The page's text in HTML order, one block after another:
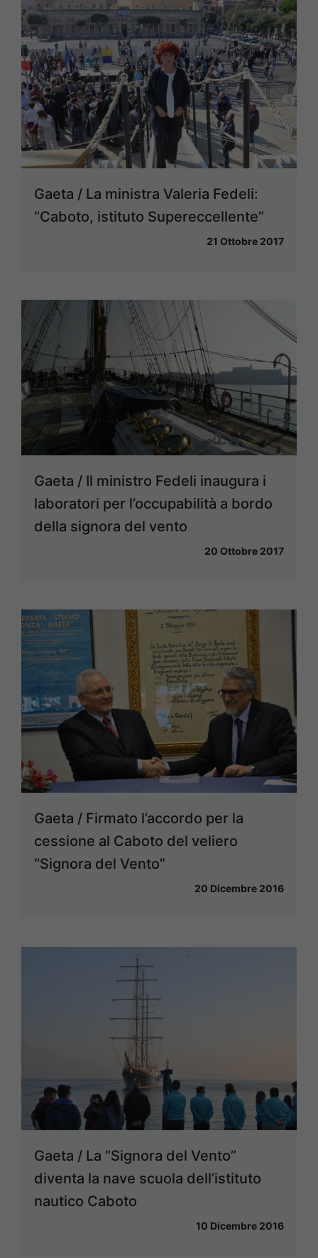
Gaeta / La ministra Valeria Fedeli:
“Caboto, istituto Supereccellente”
21 Ottobre 2017
Gaeta / Il ministro Fedeli inaugura i
laboratori per l’occupabilità a bordo
della signora del vento
20 Ottobre 2017
Gaeta / Firmato l’accordo per la
cessione al Caboto del veliero
“Signora del Vento”
20 Dicembre 2016
Gaeta / La “Signora del Vento”
diventa la nave scuola dell’istituto
nautico Caboto
10 Dicembre 2016